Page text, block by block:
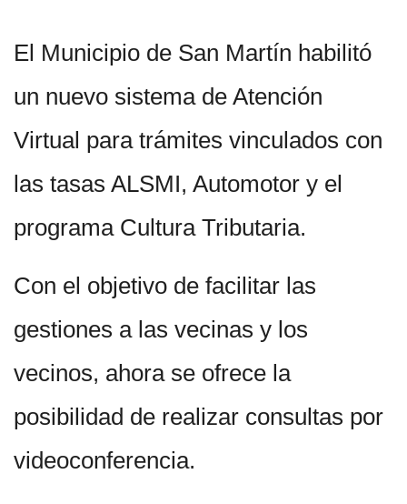
El Municipio de San Martín habilitó
un nuevo sistema de Atención
Virtual para trámites vinculados con
las tasas ALSMI, Automotor y el
programa Cultura Tributaria.
Con el objetivo de facilitar las
gestiones a las vecinas y los
vecinos, ahora se ofrece la
posibilidad de realizar consultas por
videoconferencia.